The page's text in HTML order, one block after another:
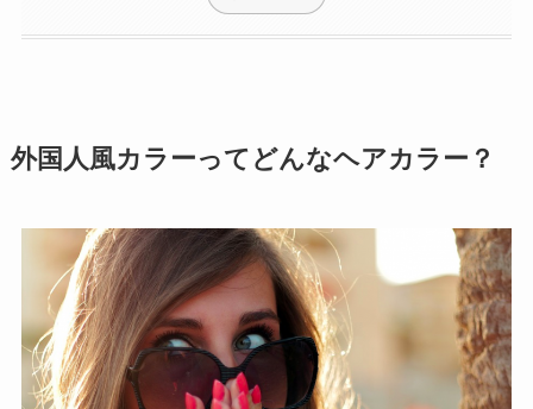
外国人風カラーってどんなヘアカラー？